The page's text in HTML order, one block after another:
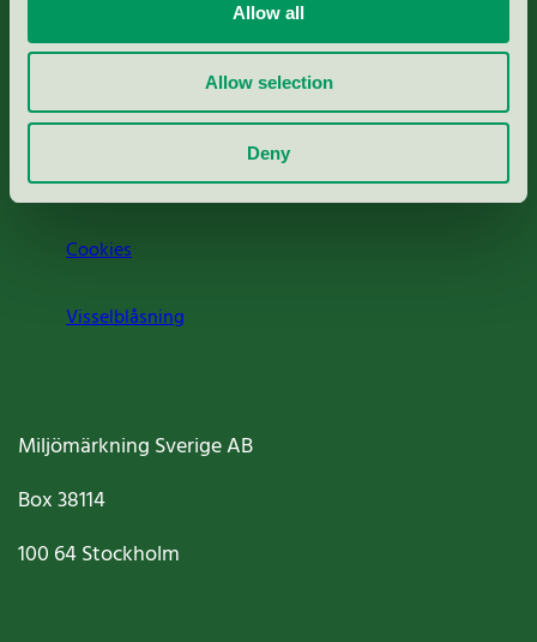
Allow all
Allow selection
Deny
Press
Om oss
Jobba hos oss
Cookies
Visselblåsning
Miljömärkning Sverige AB
Box38114
100 64Stockholm